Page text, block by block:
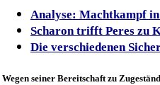
Analyse: Machtkampf
Scharon trifft Peres zu
Die verschiedenen
Wegen seiner Bereitschaft zu